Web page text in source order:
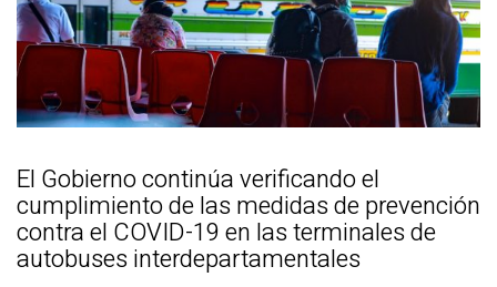
El Gobierno continúa verificando el
cumplimiento de las medidas de prevención
contra el COVID-19 en las terminales de
autobuses interdepartamentales